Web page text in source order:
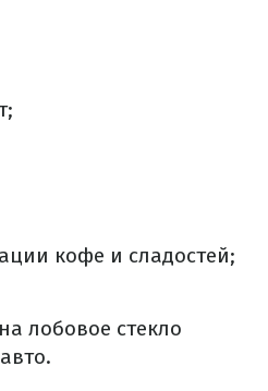
кофе и сладостей;
лобовое стекло